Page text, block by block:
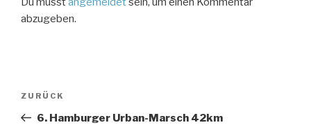
abzugeben.
Beitragsnavigation
Vorheriger
Beitrag
ZURÜCK
6. Hamburger Urban-Marsch 42km